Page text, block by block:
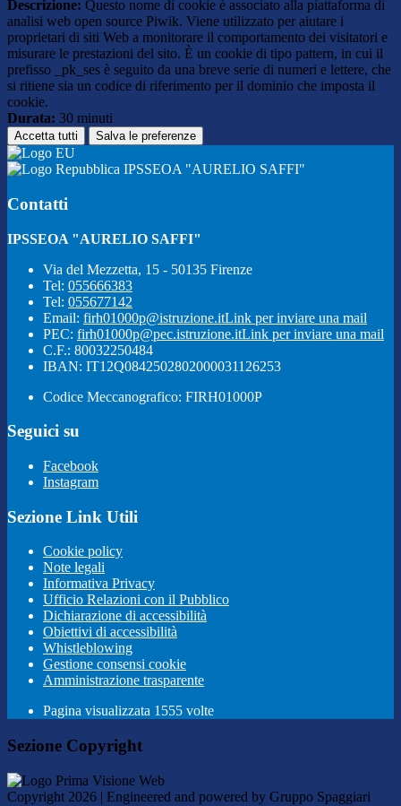
Descrizione: Questo nome di cookie è associato alla piattaforma di
analisi web open source Piwik. Viene utilizzato per aiutare i
proprietari di siti Web a monitorare il comportamento dei visitatori e
misurare le prestazioni del sito. È un cookie di tipo pattern, in cui il
prefisso _pk_ses è seguito da una breve serie di numeri e lettere, che
si ritiene sia un codice di riferimento per il dominio che imposta il
cookie.
Durata: 30 minuti
Accetta tutti Salva le preferenze
IPSSEOA "AURELIO SAFFI"
Contatti
IPSSEOA "AURELIO SAFFI"
Via del Mezzetta, 15 - 50135 Firenze
Tel: 055666383
Tel: 055677142
Email: firh01000p@istruzione.itLink per inviare una mail
PEC: firh01000p@pec.istruzione.itLink per inviare una mail
C.F.: 80032250484
IBAN: IT12Q0842502802000031126253
Codice Meccanografico: FIRH01000P
Seguici su
Facebook
Instagram
Sezione Link Utili
Cookie policy
Note legali
Informativa Privacy
Ufficio Relazioni con il Pubblico
Dichiarazione di accessibilità
Obiettivi di accessibilità
Whistleblowing
Gestione consensi cookie
Amministrazione trasparente
Pagina visualizzata 1555 volte
Sezione Copyright
Copyright 2026 | Engineered and powered by Gruppo Spaggiari